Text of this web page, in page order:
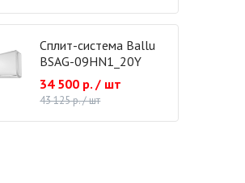
Сплит-система Ballu
BSAG-09HN1_20Y
34 500 р. / шт
43 125 р. / шт